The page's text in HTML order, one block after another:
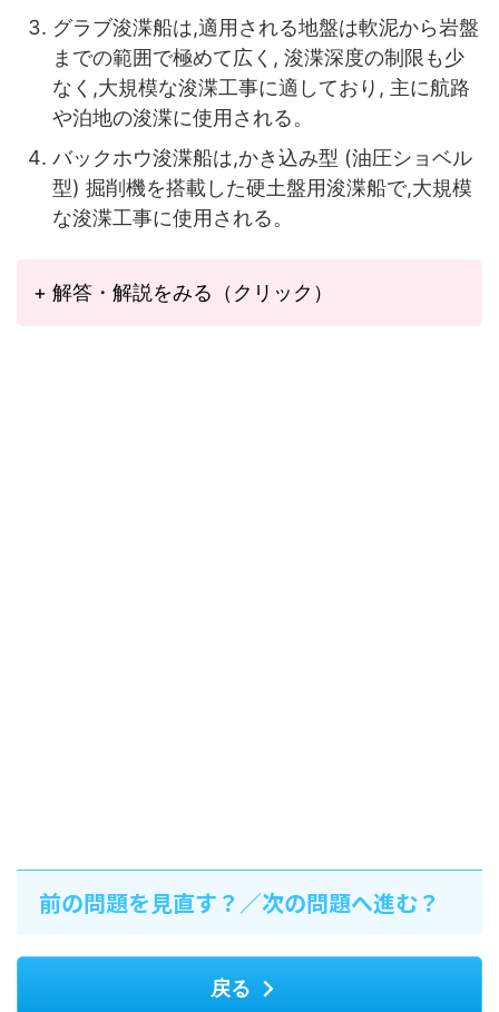
グラブ浚渫船は,適用される地盤は軟泥から岩盤
までの範囲で極めて広く, 浚渫深度の制限も少
なく,大規模な浚渫工事に適しており, 主に航路
や泊地の浚渫に使用される。
バックホウ浚渫船は,かき込み型 (油圧ショベル
型) 掘削機を搭載した硬土盤用浚渫船で,大規模
な浚渫工事に使用される。
+ 解答・解説をみる（クリック）
前の問題を見直す？／次の問題へ進む？
戻る